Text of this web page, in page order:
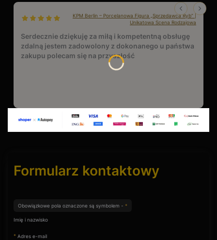
dał ocenę: 5
KPM Berlin – Porcelanowa Figura „Sprzedawca Ryb” |
Unikatowa Scena Rodzajowa
Serdecznie dziękuję za miłą i kompetentną obsługę
zdalną jestem zadowolony z dokonanego u państwa
zakupu polecam się na przyszłość
Formularz kontaktowy
Obowiązkowe pola oznaczone są symbolem - *
Imię i nazwisko
* Adres e-mail